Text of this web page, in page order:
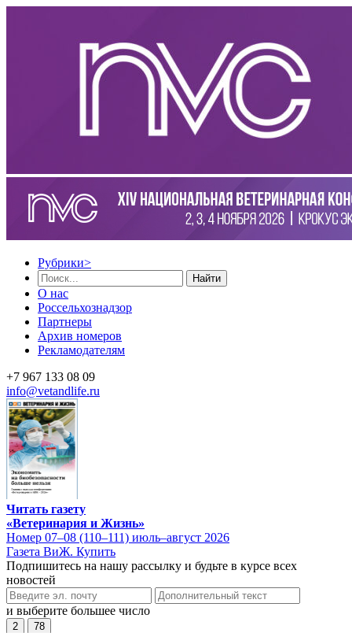
Рубрики>
Найти
О нас
Россельхознадзор
Партнеры
Архив номеров
Рекламодателям
+7 967 133 08 09
info@vetandlife.ru
Читать газету
«Ветеринария и Жизнь»
Номер 07–08 (110–111) июль–август 2026
Газета ВиЖ. Купить
Подпишитесь на нашу рассылку и будьте в курсе всех
новостей
и выберите большее число
2 78